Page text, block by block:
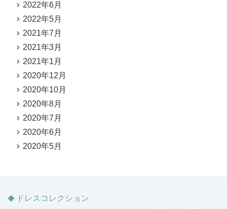
2022年6月
2022年5月
2021年7月
2021年3月
2021年1月
2020年12月
2020年10月
2020年8月
2020年7月
2020年6月
2020年5月
ドレスコレクション